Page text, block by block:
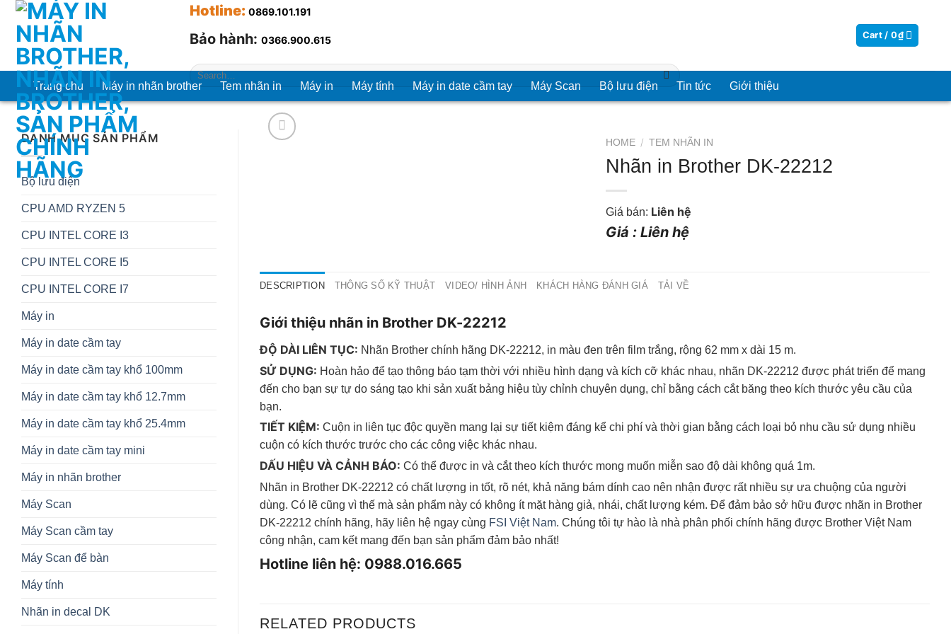
Chuyển
đến
dung
Hotline: 0869.101.191
Bảo hành: 0366.900.615
Search
for:
Cart /0₫
Trang chủ Máy in nhãn brother Tem nhãn in Máy in Máy tính Máy in date cầm tay Máy Scan Bộ lưu điện Tin tức Giới thiệu
DANH MỤC SẢN PHẨM
Bộ lưu điện
CPU AMD RYZEN 5
CPU INTEL CORE I3
CPU INTEL CORE I5
CPU INTEL CORE I7
Máy in
Máy in date cầm tay
Máy in date cầm tay khổ 100mm
Máy in date cầm tay khổ 12.7mm
Máy in date cầm tay khổ 25.4mm
Máy in date cầm tay mini
Máy in nhãn brother
Máy Scan
Máy Scan cầm tay
Máy Scan để bàn
Máy tính
Nhãn in decal DK
HOME / TEM NHÃN IN
Nhãn in Brother DK-22212
Giá bán: Liên hệ
Giá : Liên hệ
DESCRIPTION THÔNG SỐ KỸ THUẬT VIDEO/ HÌNH ẢNH KHÁCH HÀNG ĐÁNH GIÁ TẢI VỀ
Giới thiệu nhãn in Brother DK-22212
ĐỘ DÀI LIÊN TỤC: Nhãn Brother chính hãng DK-22212, in màu đen trên film trắng, rộng 62 mm x dài 15 m.
SỬ DỤNG: Hoàn hảo để tạo thông báo tạm thời với nhiều hình dạng và kích cỡ khác nhau, nhãn DK-22212 được phát triển để mang
đến cho bạn sự tự do sáng tạo khi sản xuất bảng hiệu tùy chỉnh chuyên dụng, chỉ bằng cách cắt băng theo kích thước yêu cầu của
bạn.
TIẾT KIỆM: Cuộn in liên tục độc quyền mang lại sự tiết kiệm đáng kể chi phí và thời gian bằng cách loại bỏ nhu cầu sử dụng nhiều
cuộn có kích thước trước cho các công việc khác nhau.
DẤU HIỆU VÀ CẢNH BÁO: Có thể được in và cắt theo kích thước mong muốn miễn sao độ dài không quá 1m.
Nhãn in Brother DK-22212 có chất lượng in tốt, rõ nét, khả năng bám dính cao nên nhận được rất nhiều sự ưa chuộng của người
dùng. Có lẽ cũng vì thế mà sản phẩm này có không ít mặt hàng giả, nhái, chất lượng kém. Để đảm bảo sở hữu được nhãn in Brother
DK-22212 chính hãng, hãy liên hệ ngay cùng FSI Việt Nam. Chúng tôi tự hào là nhà phân phối chính hãng được Brother Việt Nam
công nhận, cam kết mang đến bạn sản phẩm đảm bảo nhất!
Hotline liên hệ: 0988.016.665
RELATED PRODUCTS